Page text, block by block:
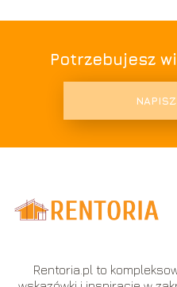
Potrzebujesz
Rentoria.pl to